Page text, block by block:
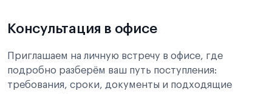
Консультация в офисе
Приглашаем на личную встречу в офисе, где
подробно разберём ваш путь поступления:
требования, сроки, документы и подходящие